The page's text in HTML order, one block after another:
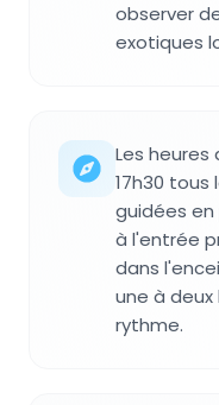
observer
exotiques
Les
17h30 tous
guidées
à l'entrée
dans
une à
rythme.